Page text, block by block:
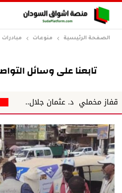
الصفحة الرئيسية منوعات مبادرات
د. عثمان جلال.. خبر